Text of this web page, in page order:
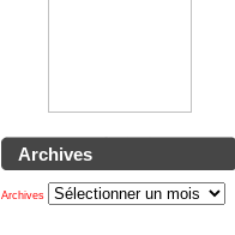
Archives
Archives